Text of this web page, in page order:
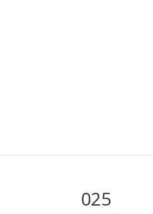
025